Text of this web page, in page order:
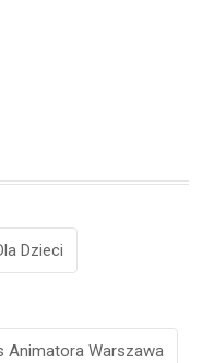
Dzieci
Animatora Warszawa